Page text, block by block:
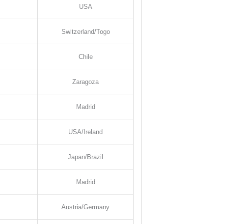
USA
Switzerland/Togo
Chile
Zaragoza
Madrid
USA/Ireland
Japan/Brazil
Madrid
Austria/Germany